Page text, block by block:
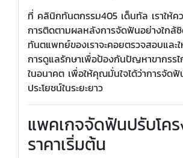
ที่ คลินิกทันตกรรม405 เด็นทัล เราให้
การติดตามผลหลังการจัดฟันอย่างใกล้
ทันตแพทย์ของเราจะคอยตรวจสอบและใ
การดูแลรักษาเพื่อป้องกันปัญหาขากรรไ
ในอนาคต เพื่อให้คุณมั่นใจได้ว่าการจัดฟั
ประโยชน์ในระยะยาว
แพคเกจจัดฟันปรับโค
ราคาเริ่มต้น